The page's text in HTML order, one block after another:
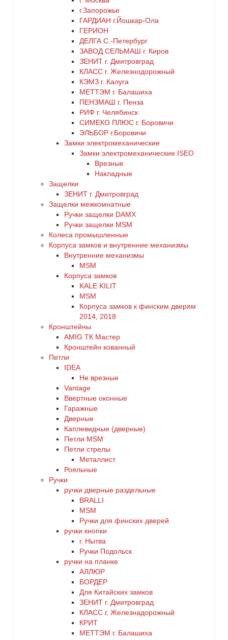
г.Запорожье
ГАРДИАН г.Йошкар-Ола
ГЕРИОН
ДЕЛГА С.-Петербург
ЗАВОД СЕЛЬМАШ г. Киров
ЗЕНИТ г. Дмитровград
КЛАСС г. Железнодорожный
КЭМЗ г. Калуга
МЕТТЭМ г. Балашиха
ПЕНЗМАШ г. Пенза
РИФ г. Челябинск
СИМЕКО ПЛЮС г. Боровичи
ЭЛЬБОР г.Боровичи
Замки электромеханические
Замки электромеханические ISEO
Врезные
Накладные
Защелки
ЗЕНИТ г. Дмитровград
Защелки межкомнатные
Ручки защелки DAMX
Ручки защелки MSM
Колеса промышленные
Корпуса замков и внутренние механизмы
Внутренние механизмы
MSM
Корпуса замков
KALE KILIT
MSM
Корпуса замков к финским дверям
2014, 2018
Кронштейны
AMIG ТК Мастер
Кронштейн кованный
Петли
IDEA
Не врезные
Vantage
Ввертные оконные
Гаражные
Дверные
Каплевидные (дверные)
Петли MSM
Петли стрелы
Металлист
Рояльные
Ручки
ручки дверные раздельные
BRALLI
MSM
Ручки для финских дверей
ручки кнопки
г. Нытва
Ручки Подольск
ручки на планке
АЛЛЮР
БОРДЕР
Для Китайских замков
ЗЕНИТ г. Дмитровград
КЛАСС г. Железнадорожный
КРИТ
МЕТТЭМ г. Балашиха